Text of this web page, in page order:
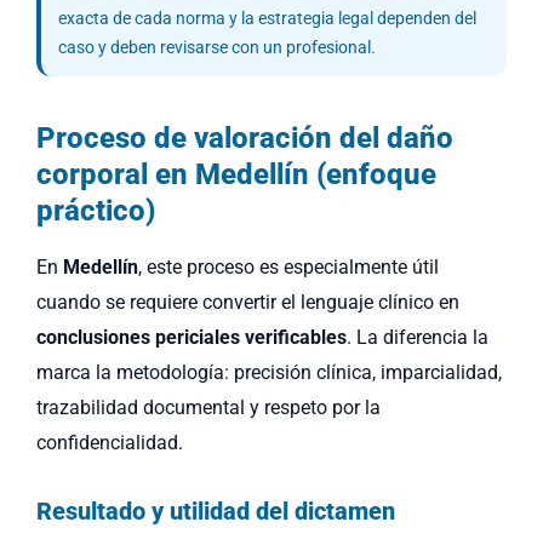
exacta de cada norma y la estrategia legal dependen del
caso y deben revisarse con un profesional.
Proceso de valoración del daño
corporal en Medellín (enfoque
práctico)
En Medellín, este proceso es especialmente útil
cuando se requiere convertir el lenguaje clínico en
conclusiones periciales verificables. La diferencia la
marca la metodología: precisión clínica, imparcialidad,
trazabilidad documental y respeto por la
confidencialidad.
Resultado y utilidad del dictamen